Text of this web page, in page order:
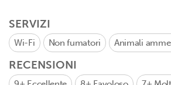
SERVIZI
Wi-Fi Non fumatori Animali
RECENSIONI